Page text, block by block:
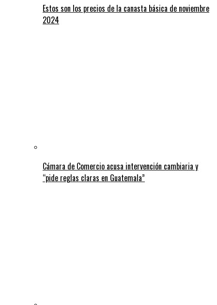
Estos son los precios de la canasta básica de noviembre
2024
Cámara de Comercio acusa intervención cambiaria y
“pide reglas claras en Guatemala”